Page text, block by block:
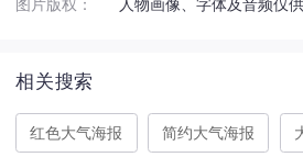
图片版权： 人物画像、字体及音频仅
相关搜索
红色大气海报 简约大气海报